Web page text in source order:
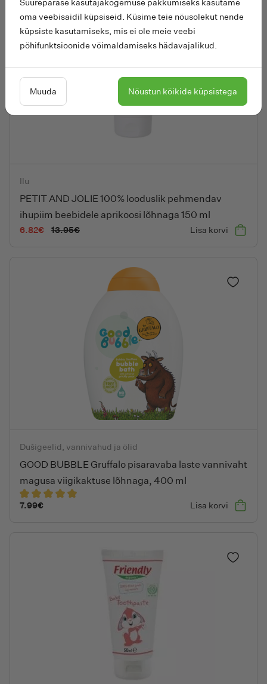
Allahindlus!
Lisa
Ilu
PETIT AND JOLIE 100% looduslik pehmendav
ihupiim beebidele aprikoosi lõhnaga 150 ml
13.95€
Algne
6.82€
Current
Lisa korvi
Lisa
Dušigeelid, vannivahud ja õlid
GOOD BUBBLE Gruffalo pisaravaba laste vannivaht
magusa viigikaktuse lõhnaga, 400 ml
7.99€ Lisa korvi
Lisa
Suurepärase kasutajakogemuse pakkumiseks kasutame
oma veebisaidil küpsiseid. Küsime teie nõusolekut nende
küpsiste kasutamiseks, mis ei ole meie veebi
põhifunktsioonide võimaldamiseks hädavajalikud.
Muuda Nõustun kõikide küpsistega